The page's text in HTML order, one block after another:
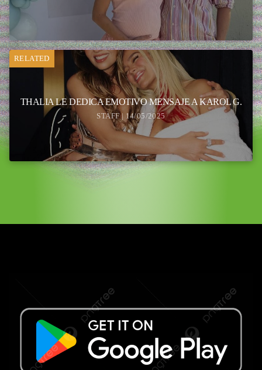
RELATED
THALIA LE DEDICA EMOTIVO MENSAJE A KAROL G.
STAFF | 14/05/2025